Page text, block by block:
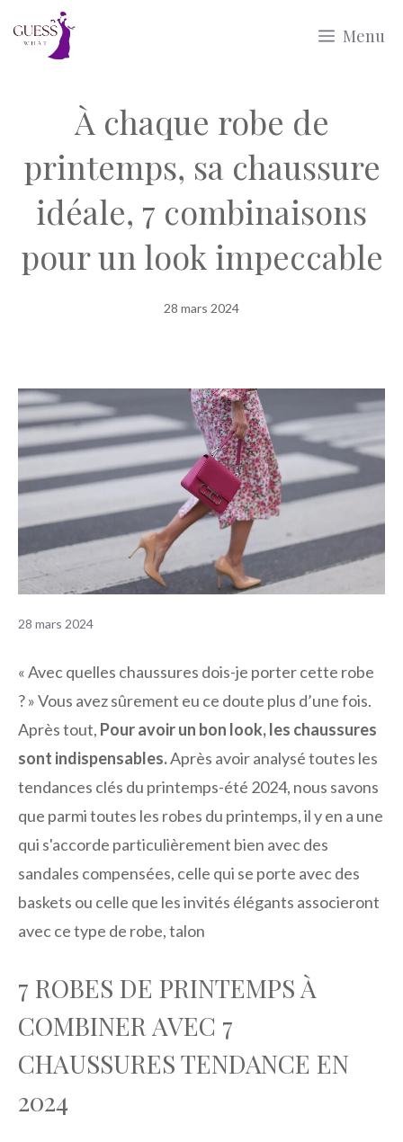
Menu
À chaque robe de
printemps, sa chaussure
idéale, 7 combinaisons
pour un look impeccable
28 mars 2024
28 mars 2024
« Avec quelles chaussures dois-je porter cette robe
? » Vous avez sûrement eu ce doute plus d’une fois.
Après tout, Pour avoir un bon look, les chaussures
sont indispensables.Après avoir analysé toutes les
tendances clés du printemps-été 2024, nous savons
que parmi toutes les robes du printemps, il y en a une
qui s'accorde particulièrement bien avec des
sandales compensées, celle qui se porte avec des
baskets ou celle que les invités élégants associeront
avec ce type de robe, talon
7 ROBES DE PRINTEMPS À
COMBINER AVEC 7
CHAUSSURES TENDANCE EN
2024